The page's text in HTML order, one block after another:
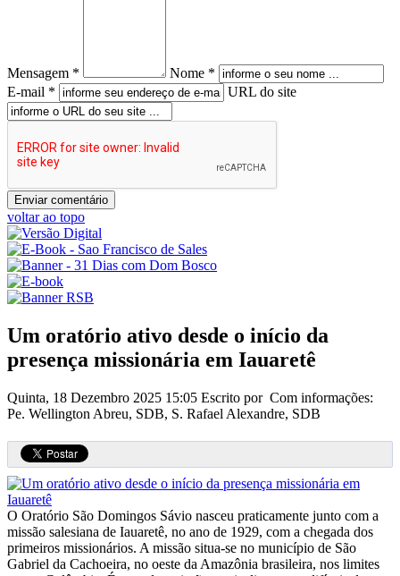
Mensagem *
Nome *
E-mail *
URL do site
voltar ao topo
Um oratório ativo desde o início da
presença missionária em Iauaretê
Quinta, 18 Dezembro 2025 15:05 Escrito por Com informações:
Pe. Wellington Abreu, SDB, S. Rafael Alexandre, SDB
O Oratório São Domingos Sávio nasceu praticamente junto com a
missão salesiana de Iauaretê, no ano de 1929, com a chegada dos
primeiros missionários. A missão situa-se no município de São
Gabriel da Cachoeira, no oeste da Amazônia brasileira, nos limites